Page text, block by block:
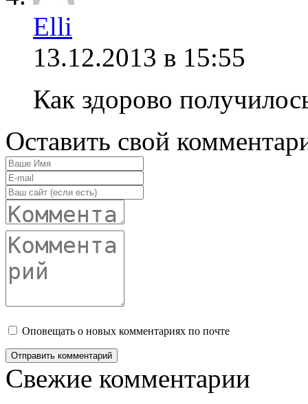
Elli
13.12.2013 в 15:55
Как здорово
Оставить свой
Оповещать о новых комментариях по почте
Свежие комментарии